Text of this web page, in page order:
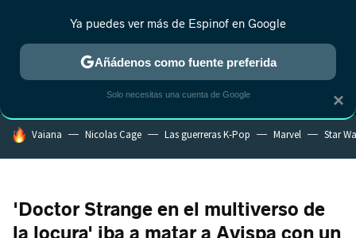
MENÚ NUEVO
ESTRENOS REALITY ANIME RANKINGS CINE
HOY SE HABLA DE
Vaiana Nicolas Cage Las guerreras K-Pop Marvel Star
'Doctor Strange en el multiverso de
la locura' iba a matar a Avispa con un
×
Ya puedes ver más de Espinof en Google
Añádenos como fuente preferida
Solo necesitas una cuenta de Google